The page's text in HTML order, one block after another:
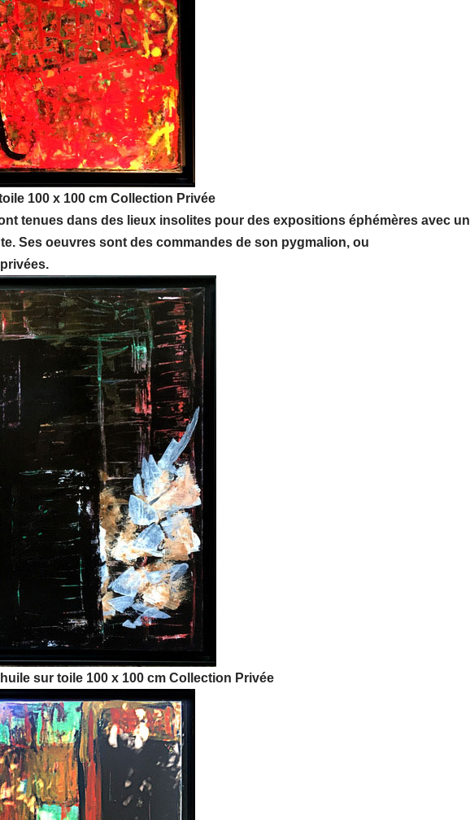
100 x 100 cm Collection Privée
tenues dans des lieux insolites pour des expositions éphémères avec un
Ses oeuvres sont des commandes de son pygmalion, ou
sur toile 100 x 100 cm Collection Privée